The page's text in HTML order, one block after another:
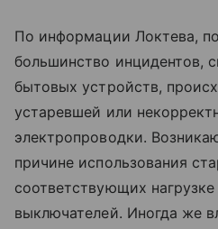
По информации Локтева,
большинство инцидентов,
бытовых устройств,
устаревшей или
электропроводки.
причине использования
соответствующих
выключателей. Иногда же